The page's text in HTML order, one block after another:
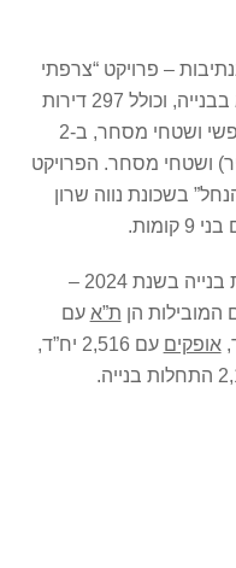
– פרויקט “צרפתי
בשדרה” בשכונת רמות יורם הנמצא בבנייה, וכולל 297 דירות
חדשות שמיועדות לשיווק בשוק החופשי ושטחי מסחר, ב-2
בעיר) ושטחי מסחר. הפרויקט
בשכונת נווה שרון
ברמה ארצית היו 65.5 אלף התחלות בנייה בשנת 2024 –
ת”א עם
אופקים עם 2,516 יח”ד,